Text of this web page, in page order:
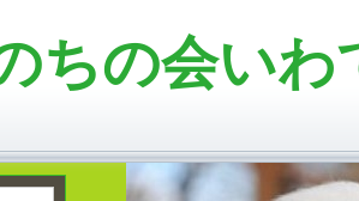
ちの会い